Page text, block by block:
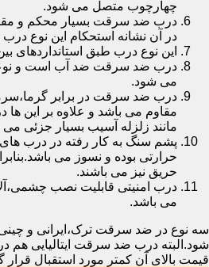
چهارچوب متصل می شود.
درب ضد سرقت بسیار محکم و
در آن نشانه استحکام این نوع
این نوع درب طبق استانداردهای
درب ضد سرقت ضد آب است و
می شود.
درب ضد سرقت در برابر
مقاوم می باشد و علاوه بر این
مانند زلزله آسیب بسیار جزئی می
پشم سنگ به کار رفته در درب
حرارتی بوده و نسوز می
حریق نیز می باشند.
درب امنیتی قابلیت نصب
می باشد.
سه نوع در ضد سرقت ترک،ایرانی و چینی
شود.البته درب ضد سرقت ایتالیایی هم
قیمت بالای آن کمتر مورد استقبال قرار